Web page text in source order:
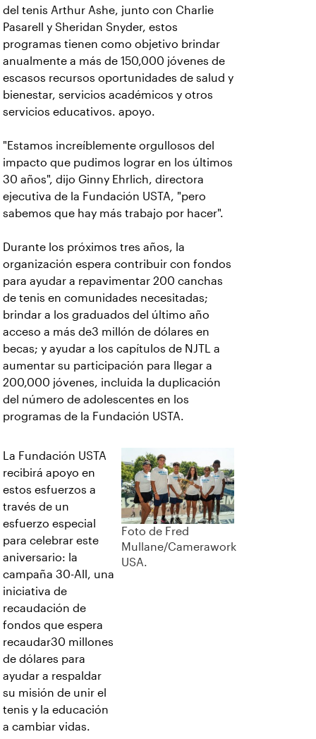
del tenis Arthur Ashe, junto con Charlie
Pasarell y Sheridan Snyder, estos
programas tienen como objetivo brindar
anualmente a más de 150,000 jóvenes de
escasos recursos oportunidades de salud y
bienestar, servicios académicos y otros
servicios educativos. apoyo.
"Estamos increíblemente orgullosos del
impacto que pudimos lograr en los últimos
30 años", dijo Ginny Ehrlich, directora
ejecutiva de la Fundación USTA, "pero
sabemos que hay más trabajo por hacer".
Durante los próximos tres años, la
organización espera contribuir con fondos
para ayudar a repavimentar 200 canchas
de tenis en comunidades necesitadas;
brindar a los graduados del último año
acceso a más de3 millón de dólares en
becas; y ayudar a los capítulos de NJTL a
aumentar su participación para llegar a
200,000 jóvenes, incluida la duplicación
del número de adolescentes en los
programas de la Fundación USTA.
La Fundación USTA
recibirá apoyo en
estos esfuerzos a
través de un
esfuerzo especial
para celebrar este
aniversario: la
campaña 30-All, una
iniciativa de
recaudación de
fondos que espera
recaudar30 millones
de dólares para
ayudar a respaldar
su misión de unir el
tenis y la educación
a cambiar vidas.
Foto de Fred
Mullane/Camerawork
USA.